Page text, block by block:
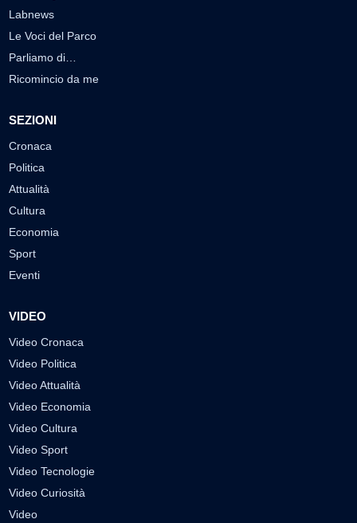
Labnews
Le Voci del Parco
Parliamo di…
Ricomincio da me
SEZIONI
Cronaca
Politica
Attualità
Cultura
Economia
Sport
Eventi
VIDEO
Video Cronaca
Video Politica
Video Attualità
Video Economia
Video Cultura
Video Sport
Video Tecnologie
Video Curiosità
Video